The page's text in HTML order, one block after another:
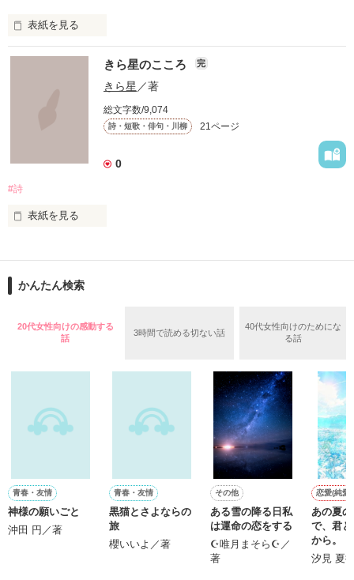
がいします。
表紙を見る
いろんな
アクレコ×ＰＯＥＭ
画像や有名なマンガの
*｡ﾟ+*｡ﾟ+*｡ﾟ+*｡ﾟ+*｡ﾟ+*｡ﾟ+*
私の考えたのも
何かに必要になったら
とても光栄です(^O^)
*｡+*｡+*+*｡｡*+｡*゜*+｡+*
２０１１
最終更新４/２４
きら星のこころ 完
きら星 ／著
総文字数/9,074
詩・短歌・俳句・川柳 21ページ
0
#詩
表紙を見る
その辺りは温かい目でご覧頂けると嬉しいです。
作品を読む
かんたん検索
20代女性向けの感動する
話
3時間で読める切ない話
40代女性向けのためにな
る話
青春・友情
神様の願いごと
沖田 円／著
青春・友情
黒猫とさよならの
旅
櫻いいよ／著
その他
ある雪の降る日私
は運命の恋をする
☪︎唯月まそら☪︎／
著
恋愛(純愛)
あの夏
で、君
から。
花続編】
汐見 夏